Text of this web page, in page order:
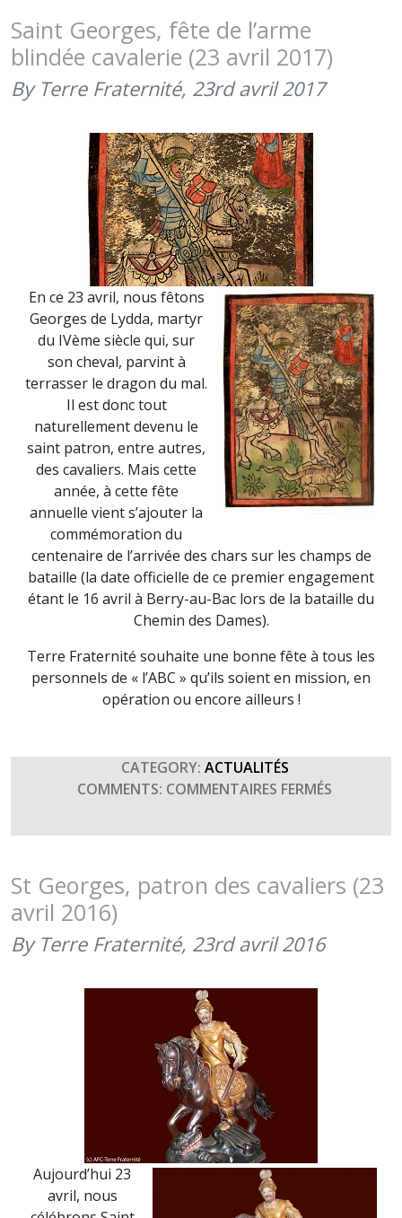
7ÈME
Saint Georges, fête de l’arme
blindée cavalerie (23 avril 2017)
By Terre Fraternité, 23rd avril 2017
En ce 23 avril, nous fêtons
Georges de Lydda, martyr
du IVème siècle qui, sur
son cheval, parvint à
terrasser le dragon du mal.
Il est donc tout
naturellement devenu le
saint patron, entre autres,
des cavaliers. Mais cette
année, à cette fête
annuelle vient s’ajouter la
commémoration du
centenaire de l’arrivée des chars sur les champs de
bataille (la date officielle de ce premier engagement
étant le 16 avril à Berry-au-Bac lors de la bataille du
Chemin des Dames).
Terre Fraternité souhaite une bonne fête à tous les
personnels de « l’ABC » qu’ils soient en mission, en
opération ou encore ailleurs !
CATEGORY: ACTUALITÉS
COMMENTS: COMMENTAIRES FERMÉS
GEORGES,
L’ARME
St Georges, patron des cavaliers (23
avril 2016)
By Terre Fraternité, 23rd avril 2016
Aujourd’hui 23
avril, nous